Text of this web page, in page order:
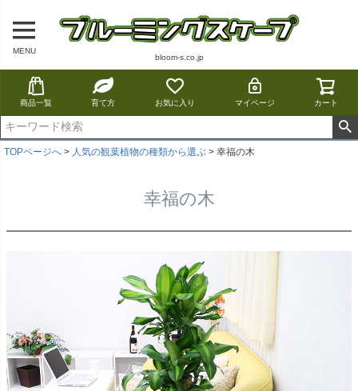
MENU
bloom-s.co.jp
商品一覧 育て方 お気に入り マイページ カート
TOPページへ 人気の観葉植物の種類から選ぶ 幸福の木
幸福の木